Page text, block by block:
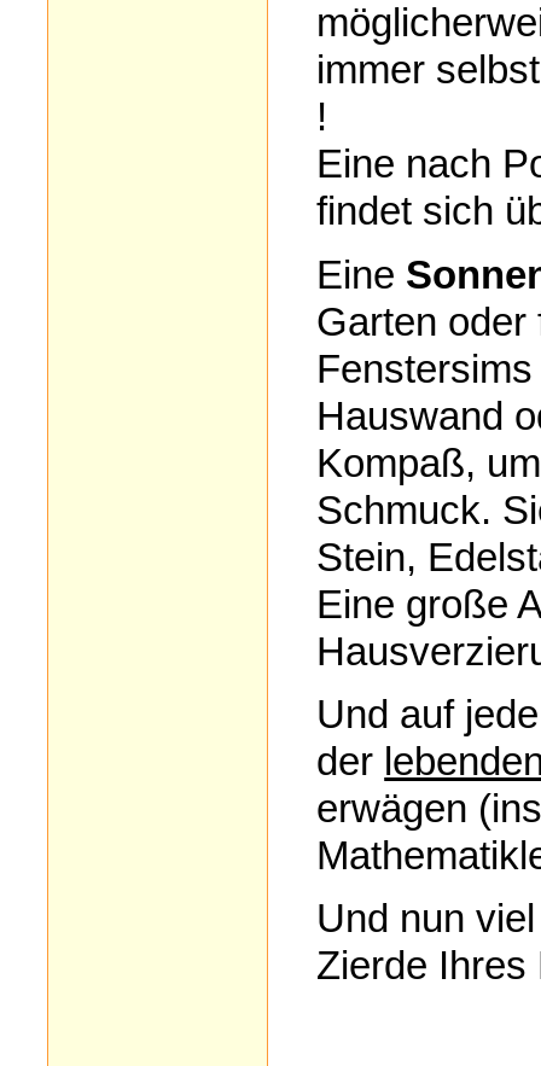
immer
!
Eine nach
findet sich
Eine
Garten oder
Hauswand
Kompaß,
Schmuck.
Stein,
Eine große
Und auf
der
erwägen
Und nun
Zierde Ihres